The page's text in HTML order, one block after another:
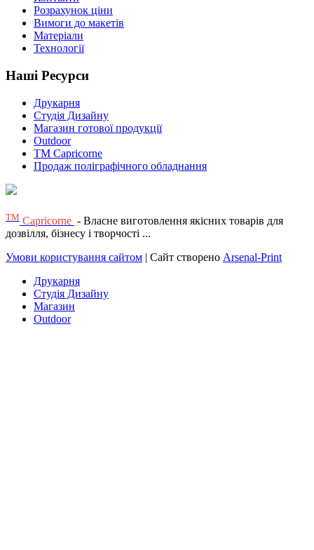
Розрахунок ціни
Вимоги до макетів
Матеріали
Технології
Наші Ресурси
Друкарня
Студія Дизайну
Магазин готової продукції
Outdoor
TM Capricorne
Продаж поліграфічного обладнання
ТМ Capricorne - Власне виготовлення якісних товарів для
дозвілля, бізнесу і творчості ...
Умови користування сайтом | Сайт створено Arsenal-Print
Друкарня
Студія Дизайну
Магазин
Outdoor